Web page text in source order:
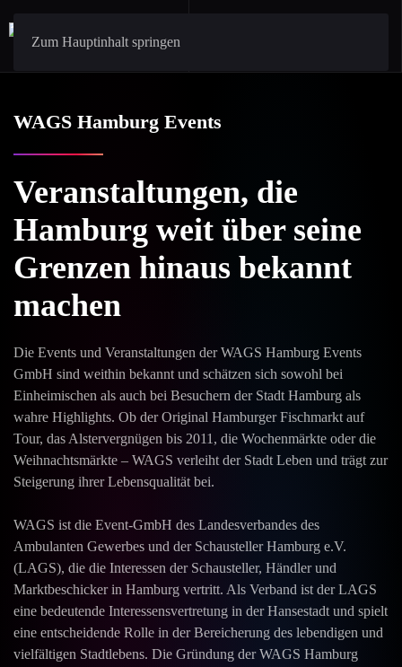
Zum Hauptinhalt springen
WAGS Hamburg Events
Veranstaltungen, die
Hamburg weit über seine
Grenzen hinaus bekannt
machen
Die Events und Veranstaltungen der WAGS Hamburg Events
GmbH sind weithin bekannt und schätzen sich sowohl bei
Einheimischen als auch bei Besuchern der Stadt Hamburg als
wahre Highlights. Ob der Original Hamburger Fischmarkt auf
Tour, das Alstervergnügen bis 2011, die Wochenmärkte oder die
Weihnachtsmärkte – WAGS verleiht der Stadt Leben und trägt zur
Steigerung ihrer Lebensqualität bei.
WAGS ist die Event-GmbH des Landesverbandes des
Ambulanten Gewerbes und der Schausteller Hamburg e.V.
(LAGS), die die Interessen der Schausteller, Händler und
Marktbeschicker in Hamburg vertritt. Als Verband ist der LAGS
eine bedeutende Interessensvertretung in der Hansestadt und spielt
eine entscheidende Rolle in der Bereicherung des lebendigen und
vielfältigen Stadtlebens. Die Gründung der WAGS Hamburg